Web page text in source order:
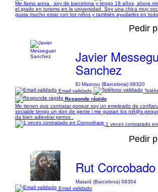
Me llamo anna , soy de barcelona y tengo 18 años, ahora
el grado en turismo en la universidad. Soy una chica muy
gusta mucho estar con los niños y también ayudarles en
Pedir
Javier
Sanchez
El Masnou (Barcelona) 08320
Email validado
Responde rápido
Me tienen que contratar porque soy un empleado de
sociable tengo un don de gente i me gustan los niñ@s
da bien adiestrar perros .
1 veces contratado
Pedir
Rut Corcobado
Mataró (Barcelona) 08304
Email validado